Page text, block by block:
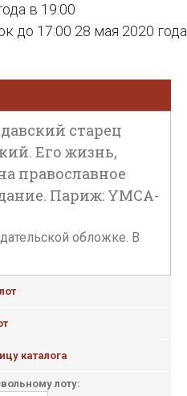
в 19:00
до 17:00 28 мая 2020 года
старец
Его жизнь,
православное
Париж: YMCA-
обложке. В
каталога
лоту: